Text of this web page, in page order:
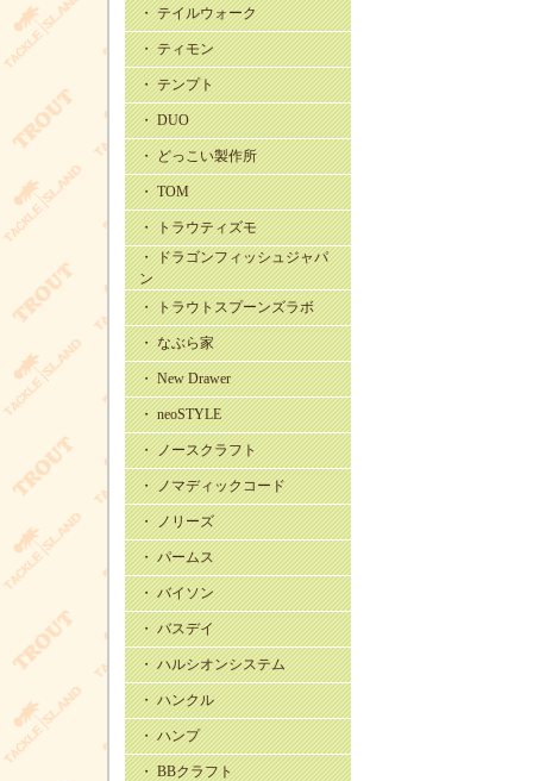
・ テイルウォーク
・ ティモン
・ テンプト
・ DUO
・ どっこい製作所
・ TOM
・ トラウティズモ
・ ドラゴンフィッシュジャパ
ン
・ トラウトスプーンズラボ
・ なぶら家
・ New Drawer
・ neoSTYLE
・ ノースクラフト
・ ノマディックコード
・ ノリーズ
・ パームス
・ バイソン
・ バスデイ
・ ハルシオンシステム
・ ハンクル
・ ハンプ
・ BBクラフト